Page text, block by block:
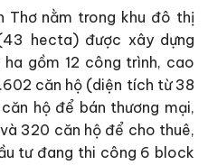
Thơ nằm trong khu đô thị
hecta) được xây dựng
gồm 12 công trình, cao
căn hộ (diện tích từ 38
hộ để bán thương mại,
320 căn hộ để cho thuê,
tư đang thi công 6 block